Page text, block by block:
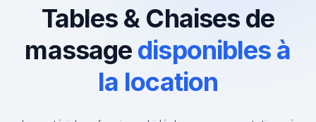
Tables & Chaises de
massage disponibles à
la location